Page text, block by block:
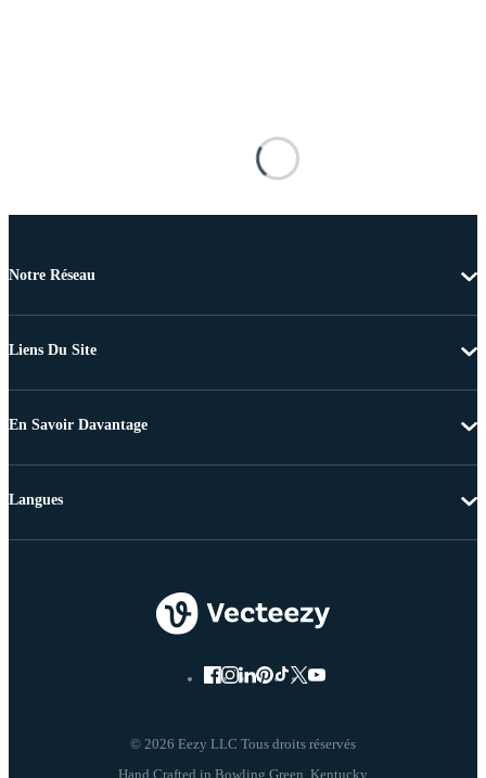
Notre Réseau
Liens Du Site
En Savoir Davantage
© 2026 Eezy LLC Tous droits réservés
Langues